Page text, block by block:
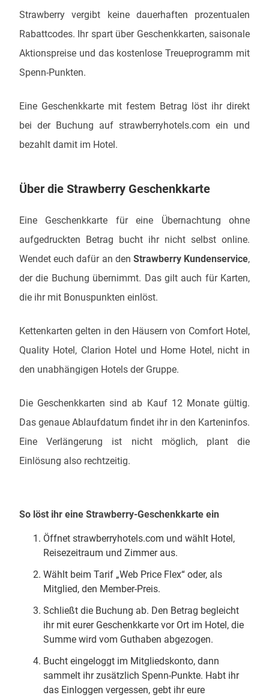
Strawberry vergibt keine dauerhaften prozentualen
Rabattcodes. Ihr spart über Geschenkkarten, saisonale
Aktionspreise und das kostenlose Treueprogramm mit
Spenn-Punkten.
Eine Geschenkkarte mit festem Betrag löst ihr direkt
bei der Buchung auf strawberryhotels.com ein und
bezahlt damit im Hotel.
Über die Strawberry Geschenkkarte
Eine Geschenkkarte für eine Übernachtung ohne
aufgedruckten Betrag bucht ihr nicht selbst online.
Wendet euch dafür an den Strawberry Kundenservice,
der die Buchung übernimmt. Das gilt auch für Karten,
die ihr mit Bonuspunkten einlöst.
Kettenkarten gelten in den Häusern von Comfort Hotel,
Quality Hotel, Clarion Hotel und Home Hotel, nicht in
den unabhängigen Hotels der Gruppe.
Die Geschenkkarten sind ab Kauf 12 Monate gültig.
Das genaue Ablaufdatum findet ihr in den Karteninfos.
Eine Verlängerung ist nicht möglich, plant die
Einlösung also rechtzeitig.
So löst ihr eine Strawberry-Geschenkkarte ein
Öffnet strawberryhotels.com und wählt Hotel,
Reisezeitraum und Zimmer aus.
Wählt beim Tarif „Web Price Flex“ oder, als
Mitglied, den Member-Preis.
Schließt die Buchung ab. Den Betrag begleicht
ihr mit eurer Geschenkkarte vor Ort im Hotel, die
Summe wird vom Guthaben abgezogen.
Bucht eingeloggt im Mitgliedskonto, dann
sammelt ihr zusätzlich Spenn-Punkte. Habt ihr
das Einloggen vergessen, gebt ihr eure